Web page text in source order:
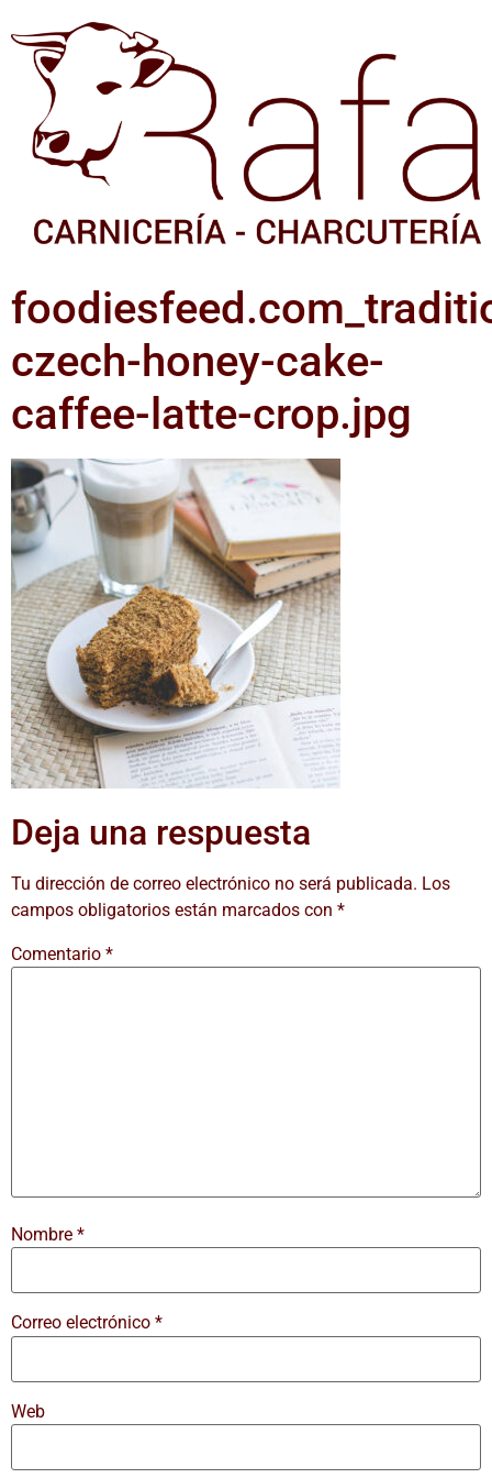
czech-honey-cake-
caffee-latte-crop.jpg
Deja una respuesta
Tu dirección de correo electrónico no será publicada. Los
campos obligatorios están marcados con *
Comentario *
Nombre *
Correo electrónico *
Web